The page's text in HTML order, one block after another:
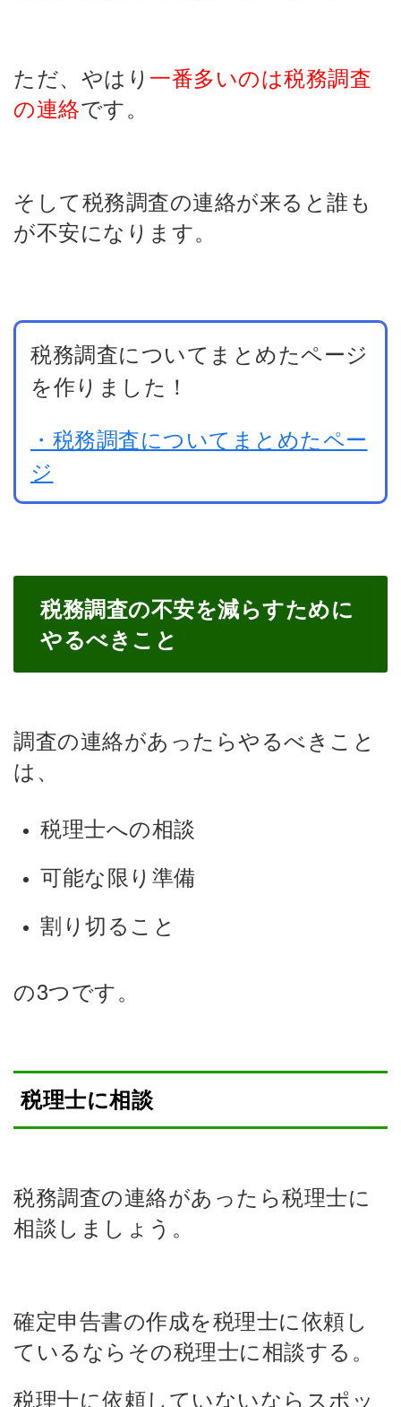
ただ、やはり 一番多いのは税務調査
の連絡です。
そして税務調査の連絡が来ると誰も
が不安になります。
税務調査についてまとめたページ
を作りました！
・税務調査についてまとめたペー
ジ
税務調査の不安を減らすために
やるべきこと
調査の連絡があったらやるべきこと
は、
税理士への相談
可能な限り準備
割り切ること
の3つです。
税理士に相談
税務調査の連絡があったら税理士に
相談しましょう。
確定申告書の作成を税理士に依頼し
ているならその税理士に相談する。
税理士に依頼していないならスポッ